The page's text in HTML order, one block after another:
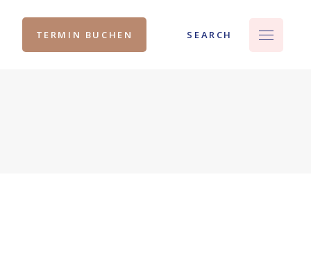
TERMIN BUCHEN SEARCH